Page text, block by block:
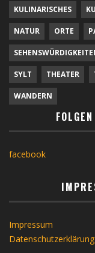
KULINARISCHES
NATUR ORTE
SYLT THEATER
WANDERN
facebook
Impressum
Datenschutzerklärung